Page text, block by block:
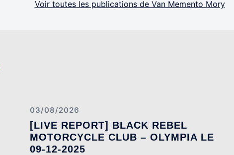
Voir toutes les publications de Van Memento Mory
03/08/2026
[LIVE REPORT] BLACK REBEL
MOTORCYCLE CLUB – OLYMPIA LE
09-12-2025